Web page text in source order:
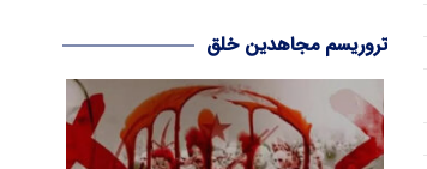
تروریسم مجاهدین خلق